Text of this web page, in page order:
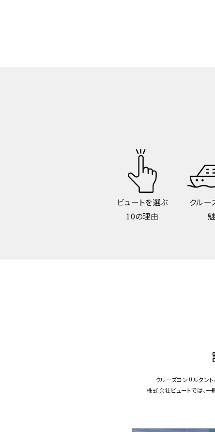
ビュートを選ぶ
10の理由
クルー
クルーズコンサルタン
株式会社ビュートでは、一